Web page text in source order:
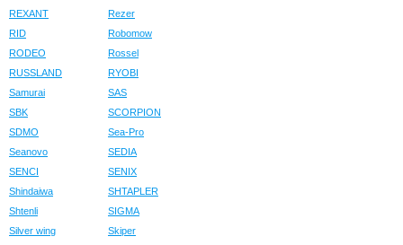
REXANT
Rezer
RID
Robomow
RODEO
Rossel
RUSSLAND
RYOBI
Samurai
SAS
SBK
SCORPION
SDMO
Sea-Pro
Seanovo
SEDIA
SENCI
SENIX
Shindaiwa
SHTAPLER
Shtenli
SIGMA
Silver wing
Skiper